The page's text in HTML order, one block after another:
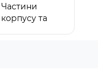
Частини
корпусу та